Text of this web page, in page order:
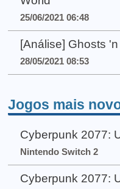
25/06/2021 06:48
[Análise] Ghosts
28/05/2021 08:53
Jogos mais
Cyberpunk 2077:
Nintendo Switch 2
Cyberpunk 2077: